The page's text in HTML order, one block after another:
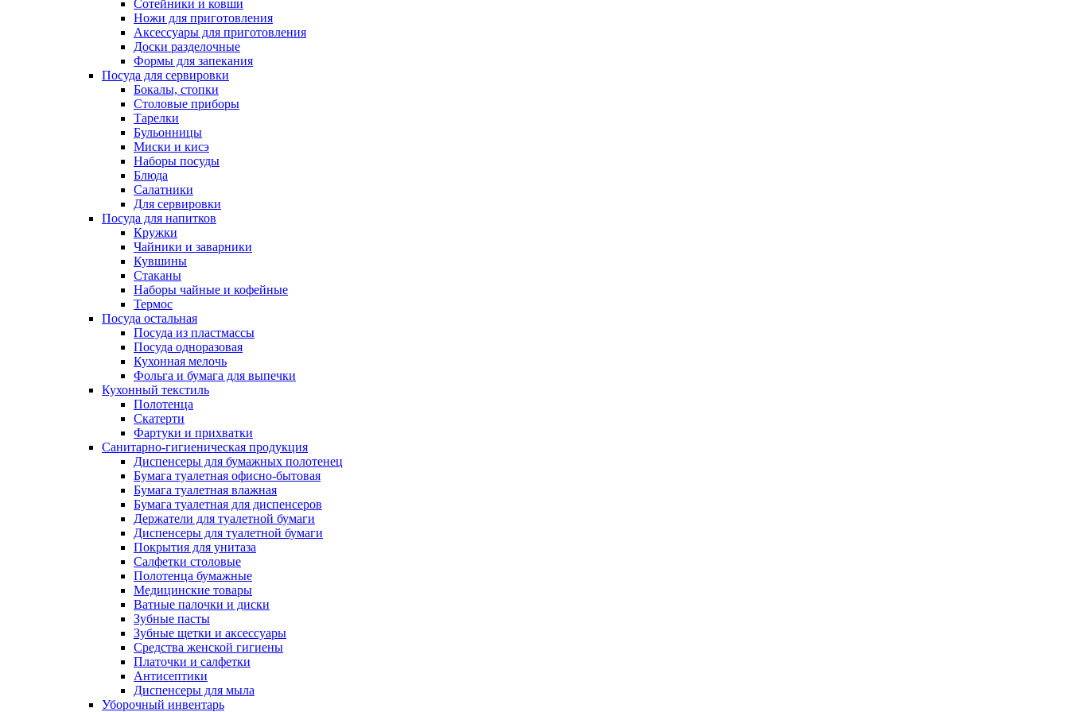
Сотейники и ковши
Ножи для приготовления
Аксессуары для приготовления
Доски разделочные
Формы для запекания
Посуда для сервировки
Бокалы, стопки
Столовые приборы
Тарелки
Бульонницы
Миски и кисэ
Наборы посуды
Блюда
Салатники
Для сервировки
Посуда для напитков
Кружки
Чайники и заварники
Кувшины
Стаканы
Наборы чайные и кофейные
Термос
Посуда остальная
Посуда из пластмассы
Посуда одноразовая
Кухонная мелочь
Фольга и бумага для выпечки
Кухонный текстиль
Полотенца
Скатерти
Фартуки и прихватки
Санитарно-гигиеническая продукция
Диспенсеры для бумажных полотенец
Бумага туалетная офисно-бытовая
Бумага туалетная влажная
Бумага туалетная для диспенсеров
Держатели для туалетной бумаги
Диспенсеры для туалетной бумаги
Покрытия для унитаза
Салфетки столовые
Полотенца бумажные
Медицинские товары
Ватные палочки и диски
Зубные пасты
Зубные щетки и аксессуары
Средства женской гигиены
Платочки и салфетки
Антисептики
Диспенсеры для мыла
Уборочный инвентарь